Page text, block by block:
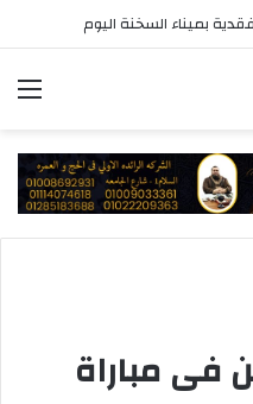
بميناء السخنة اليوم
فى مباراة